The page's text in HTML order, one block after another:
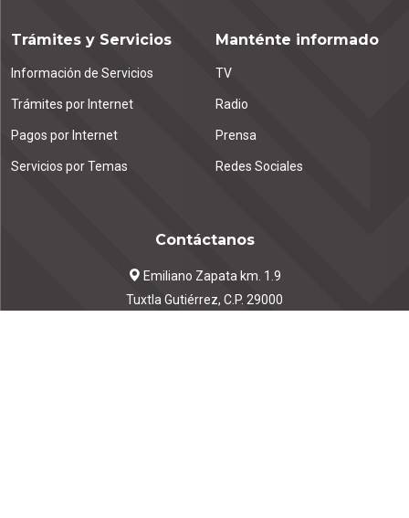
Trámites y Servicios
Información de Servicios
Trámites por Internet
Pagos por Internet
Servicios por Temas
Manténte informado
TV
Radio
Prensa
Redes Sociales
Contáctanos
Emiliano Zapata km. 1.9
Tuxtla Gutiérrez, C.P. 29000